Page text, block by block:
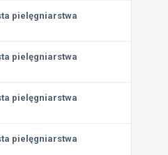
pielęgniarstwa
pielęgniarstwa
pielęgniarstwa
pielęgniarstwa